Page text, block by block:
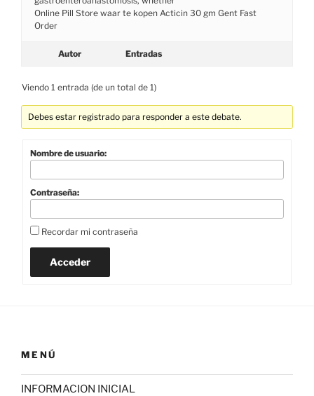
Online Pill Store waar te kopen Acticin 30 gm Gent Fast
Order
Autor Entradas
Viendo 1 entrada (de un total de 1)
Debes estar registrado para responder a este debate.
Nombre de usuario:
Contraseña:
Recordar mi contraseña
Acceder
MENÚ
INFORMACION INICIAL